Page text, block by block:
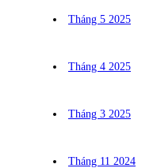
Tháng 5 2025
Tháng 4 2025
Tháng 3 2025
Tháng 11 2024